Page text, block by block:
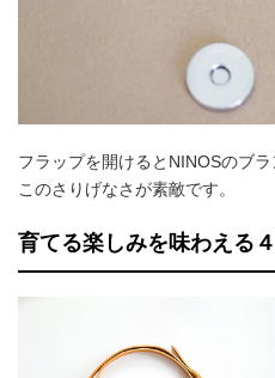
フラップを開けるとNINOSのブ
このさりげなさが素敵です。
育てる楽しみを味わえる